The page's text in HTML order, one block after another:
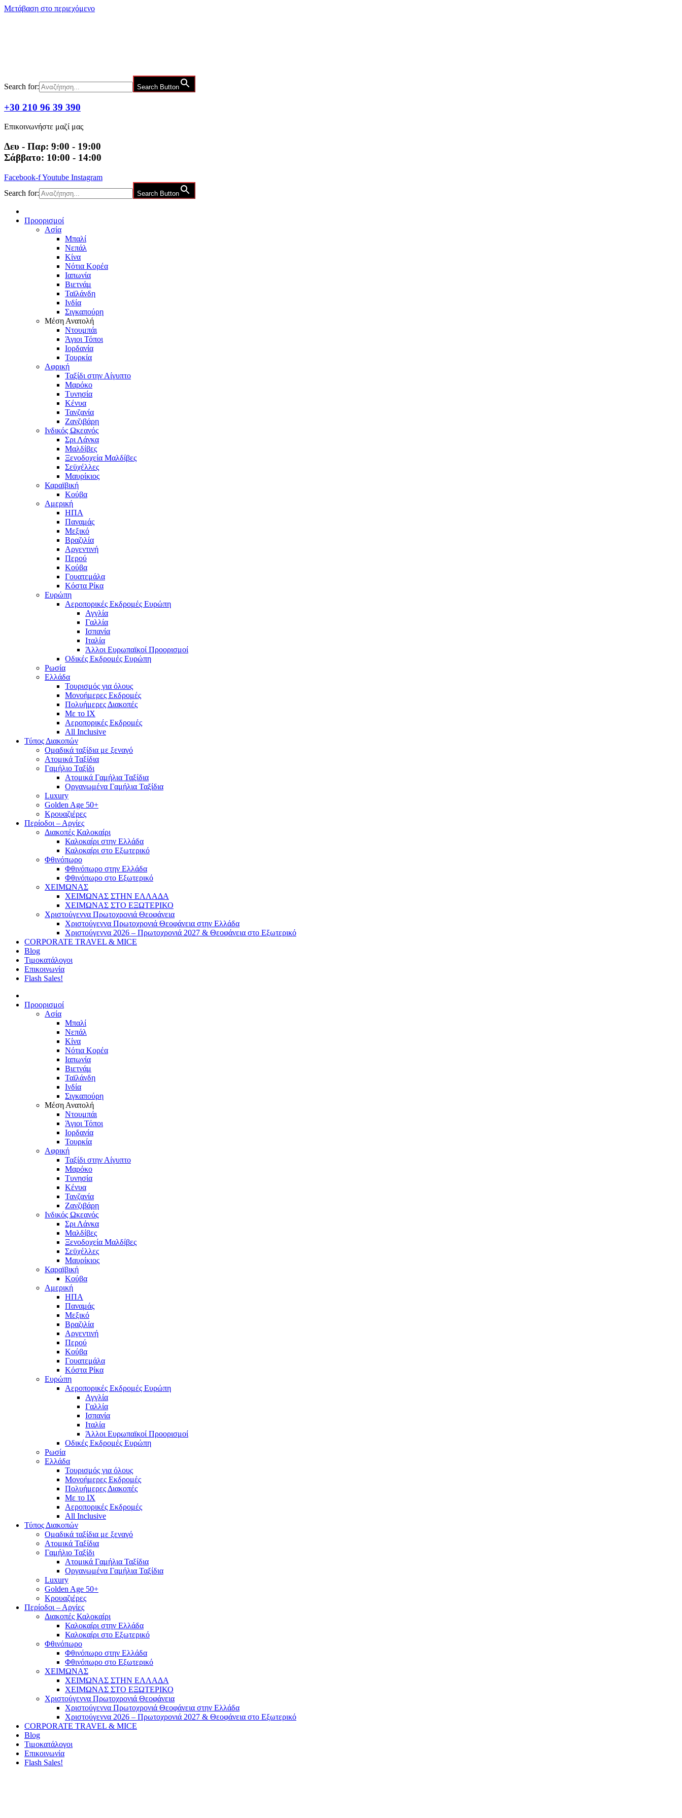
Μετάβαση στο περιεχόμενο
Search for: Search Button
+30 210 96 39 390
Επικοινωνήστε μαζί μας
Δευ - Παρ: 9:00 - 19:00
Σάββατο: 10:00 - 14:00
Facebook-fYoutube Instagram
Search for:
Search Button
Προορισμοί
Ασία
Μπαλί
Νεπάλ
Κίνα
Νότια Κορέα
Ιαπωνία
Βιετνάμ
Ταϊλάνδη
Ινδία
Σιγκαπούρη
Μέση Ανατολή
Ντουμπάι
Άγιοι Τόποι
Ιορδανία
Τουρκία
Αφρική
Ταξίδι στην Αίγυπτο
Μαρόκο
Τυνησία
Κένυα
Τανζανία
Ζανζιβάρη
Ινδικός Ωκεανός
Σρι Λάνκα
Μαλδίβες
Ξενοδοχεία Μαλδίβες
Σεϋχέλλες
Μαυρίκιος
Καραϊβική
Κούβα
Αμερική
ΗΠΑ
Παναμάς
Μεξικό
Βραζιλία
Αργεντινή
Περού
Κούβα
Γουατεμάλα
Κόστα Ρίκα
Ευρώπη
Αεροπορικές Εκδρομές Ευρώπη
Αγγλία
Γαλλία
Ισπανία
Ιταλία
Άλλοι Ευρωπαϊκοί Προορισμοί
Οδικές Εκδρομές Ευρώπη
Ρωσία
Ελλάδα
Τουρισμός για όλους
Mονοήμερες Εκδρομές
Πολυήμερες Διακοπές
Με το ΙΧ
Αεροπορικές Εκδρομές
All Inclusive
Τύπος Διακοπών
Ομαδικά ταξίδια με ξεναγό
Ατομικά Ταξίδια
Γαμήλιο Ταξίδι
Ατομικά Γαμήλια Ταξίδια
Οργανωμένα Γαμήλια Ταξίδια
Luxury
Golden Age 50+
Κρουαζιέρες
Περίοδοι – Αργίες
Διακοπές Καλοκαίρι
Καλοκαίρι στην Ελλάδα
Καλοκαίρι στο Εξωτερικό
Φθινόπωρο
Φθινόπωρο στην Ελλάδα
Φθινόπωρο στο Εξωτερικό
ΧΕΙΜΩΝΑΣ
ΧΕΙΜΩΝΑΣ ΣΤΗΝ ΕΛΛΑΔΑ
ΧΕΙΜΩΝΑΣ ΣΤΟ ΕΞΩΤΕΡΙΚΟ
Χριστούγεννα Πρωτοχρονιά Θεοφάνεια
Χριστούγεννα Πρωτοχρονιά Θεοφάνεια στην Ελλάδα
Χριστούγεννα 2026 – Πρωτοχρονιά 2027 & Θεοφάνεια στο Εξωτερικό
CORPORATE TRAVEL & MICE
Blog
Τιμοκατάλογοι
Επικοινωνία
Flash Sales!
Προορισμοί
Ασία
Μπαλί
Νεπάλ
Κίνα
Νότια Κορέα
Ιαπωνία
Βιετνάμ
Ταϊλάνδη
Ινδία
Σιγκαπούρη
Μέση Ανατολή
Ντουμπάι
Άγιοι Τόποι
Ιορδανία
Τουρκία
Αφρική
Ταξίδι στην Αίγυπτο
Μαρόκο
Τυνησία
Κένυα
Τανζανία
Ζανζιβάρη
Ινδικός Ωκεανός
Σρι Λάνκα
Μαλδίβες
Ξενοδοχεία Μαλδίβες
Σεϋχέλλες
Μαυρίκιος
Καραϊβική
Κούβα
Αμερική
ΗΠΑ
Παναμάς
Μεξικό
Βραζιλία
Αργεντινή
Περού
Κούβα
Γουατεμάλα
Κόστα Ρίκα
Ευρώπη
Αεροπορικές Εκδρομές Ευρώπη
Αγγλία
Γαλλία
Ισπανία
Ιταλία
Άλλοι Ευρωπαϊκοί Προορισμοί
Οδικές Εκδρομές Ευρώπη
Ρωσία
Ελλάδα
Τουρισμός για όλους
Mονοήμερες Εκδρομές
Πολυήμερες Διακοπές
Με το ΙΧ
Αεροπορικές Εκδρομές
All Inclusive
Τύπος Διακοπών
Ομαδικά ταξίδια με ξεναγό
Ατομικά Ταξίδια
Γαμήλιο Ταξίδι
Ατομικά Γαμήλια Ταξίδια
Οργανωμένα Γαμήλια Ταξίδια
Luxury
Golden Age 50+
Κρουαζιέρες
Περίοδοι – Αργίες
Διακοπές Καλοκαίρι
Καλοκαίρι στην Ελλάδα
Καλοκαίρι στο Εξωτερικό
Φθινόπωρο
Φθινόπωρο στην Ελλάδα
Φθινόπωρο στο Εξωτερικό
ΧΕΙΜΩΝΑΣ
ΧΕΙΜΩΝΑΣ ΣΤΗΝ ΕΛΛΑΔΑ
ΧΕΙΜΩΝΑΣ ΣΤΟ ΕΞΩΤΕΡΙΚΟ
Χριστούγεννα Πρωτοχρονιά Θεοφάνεια
Χριστούγεννα Πρωτοχρονιά Θεοφάνεια στην Ελλάδα
Χριστούγεννα 2026 – Πρωτοχρονιά 2027 & Θεοφάνεια στο Εξωτερικό
CORPORATE TRAVEL & MICE
Blog
Τιμοκατάλογοι
Επικοινωνία
Flash Sales!